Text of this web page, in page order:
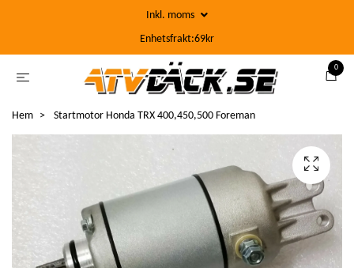
Inkl. moms
Enhetsfrakt:69kr
0
Hem Startmotor Honda TRX 400,450,500 Foreman